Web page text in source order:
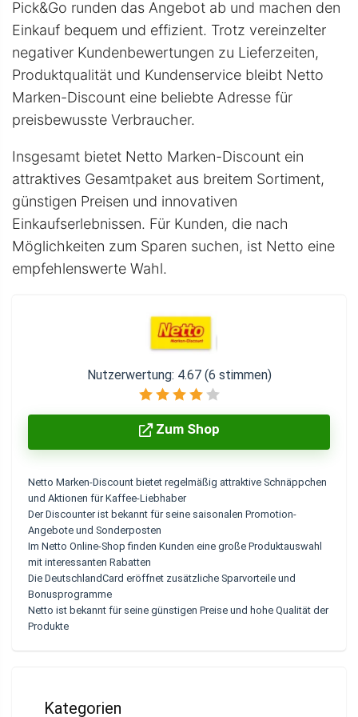
Pick&Go runden das Angebot ab und machen den
Einkauf bequem und effizient. Trotz vereinzelter
negativer Kundenbewertungen zu Lieferzeiten,
Produktqualität und Kundenservice bleibt Netto
Marken-Discount eine beliebte Adresse für
preisbewusste Verbraucher.
Insgesamt bietet Netto Marken-Discount ein
attraktives Gesamtpaket aus breitem Sortiment,
günstigen Preisen und innovativen
Einkaufserlebnissen. Für Kunden, die nach
Möglichkeiten zum Sparen suchen, ist Netto eine
empfehlenswerte Wahl.
Nutzerwertung: 4.67 (6 stimmen)
Zum Shop
Netto Marken-Discount bietet regelmäßig attraktive Schnäppchen
und Aktionen für Kaffee-Liebhaber
Der Discounter ist bekannt für seine saisonalen Promotion-
Angebote und Sonderposten
Im Netto Online-Shop finden Kunden eine große Produktauswahl
mit interessanten Rabatten
Die DeutschlandCard eröffnet zusätzliche Sparvorteile und
Bonusprogramme
Netto ist bekannt für seine günstigen Preise und hohe Qualität der
Produkte
Kategorien